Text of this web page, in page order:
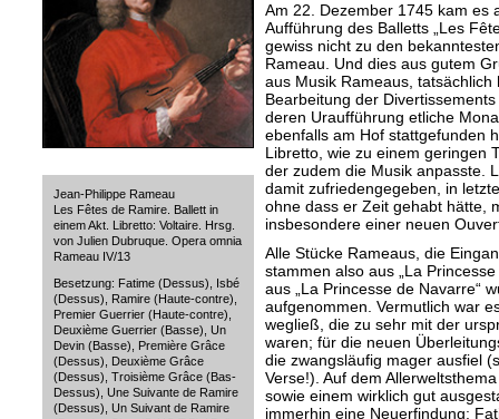
Jean-Philippe Rameau
Les Fêtes de Ramire. Ballett in
einem Akt. Libretto: Voltaire. Hrsg.
von Julien Dubruque. Opera omnia
Rameau IV/13
Besetzung: Fatime (Dessus), Isbé
(Dessus), Ramire (Haute-contre),
Premier Guerrier (Haute-contre),
Deuxième Guerrier (Basse), Un
Devin (Basse), Première Grâce
(Dessus), Deuxième Grâce
(Dessus), Troisième Grâce (Bas-
Dessus), Une Suivante de Ramire
(Dessus), Un Suivant de Ramire
Am 22. Dezember 1745 kam es
Aufführung des Balletts „Les
gewiss nicht zu den
Rameau. Und dies aus gutem
aus Musik Rameaus,
Bearbeitung der
deren Uraufführung etliche
ebenfalls am Hof stattgefunden
Libretto, wie zu einem geringen
der zudem die Musik anpasste.
damit zufriedengegeben, in
ohne dass er Zeit gehabt hätte,
insbesondere einer neuen
Alle Stücke Rameaus, die
stammen also aus „La
aus „La Princesse de Navarre“
aufgenommen. Vermutlich war
wegließ, die zu sehr mit der
waren; für die neuen
die zwangsläufig mager ausfiel
Verse!). Auf dem
sowie einem wirklich gut
immerhin eine Neuerfindung: